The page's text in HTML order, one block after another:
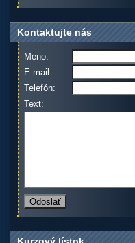
Kontaktujte nás
Meno:
E-mail:
Telefón:
Text: